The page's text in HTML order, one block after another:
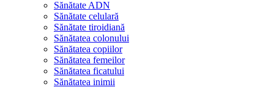
Sănătate ADN
Sănătate celulară
Sănătate tiroidiană
Sănătatea colonului
Sănătatea copiilor
Sănătatea femeilor
Sănătatea ficatului
Sănătatea inimii